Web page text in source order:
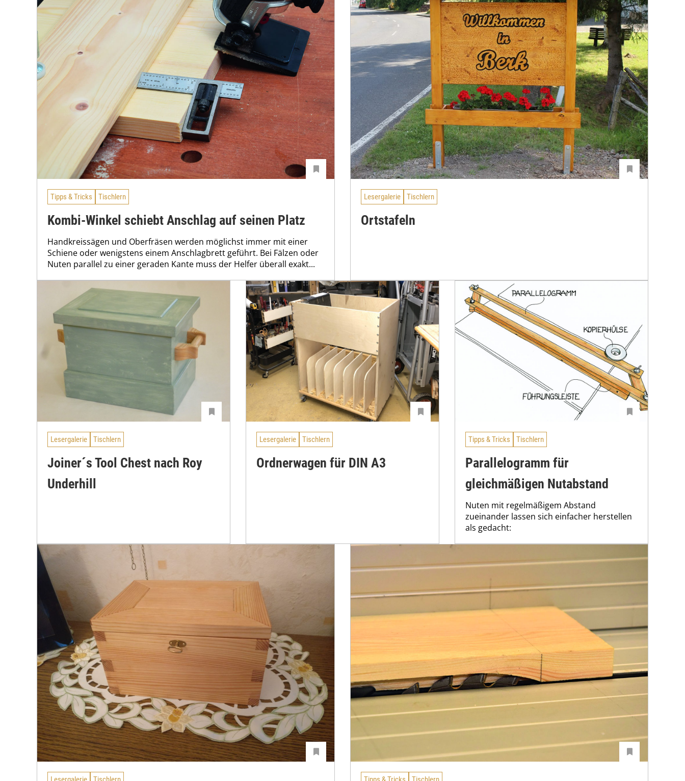
Tipps & Tricks Tischlern
Kombi-Winkel schiebt Anschlag auf seinen Platz
Handkreissägen und Oberfräsen werden möglichst immer mit einer
Schiene oder wenigstens einem Anschlagbrett geführt. Bei Fälzen oder
Nuten parallel zu einer geraden Kante muss der Helfer überall exakt...
Lesergalerie Tischlern
Ortstafeln
Lesergalerie Tischlern
Joiner´s Tool Chest nach Roy
Underhill
Lesergalerie Tischlern
Ordnerwagen für DIN A3
Tipps & Tricks Tischlern
Parallelogramm für
gleichmäßigen Nutabstand
Nuten mit regelmäßigem Abstand
zueinander lassen sich einfacher herstellen
als gedacht: